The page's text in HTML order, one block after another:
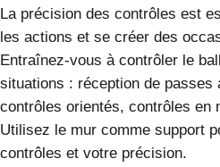
La précision des contrôles est
les actions et se créer des
Entraînez-vous à contrôler le
situations : réception de passes
contrôles orientés, contrôles en
Utilisez le mur comme support
contrôles et votre précision.